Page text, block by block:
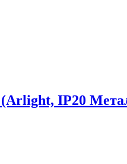
(Arlight, IP20